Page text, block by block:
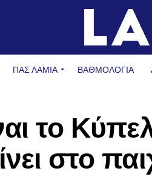
ΠΑΣ ΛΑΜΊΑ ΒΑΘΜΟΛΟΓΙΑ
το
στο